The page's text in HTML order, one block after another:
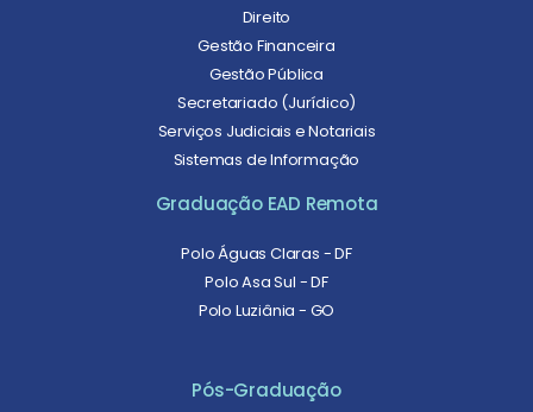
Direito
Gestão Financeira
Gestão Pública
Secretariado (Jurídico)
Serviços Judiciais e Notariais
Sistemas de Informação
Graduação EAD Remota
Polo Águas Claras - DF
Polo Asa Sul - DF
Polo Luziânia - GO
Pós-Graduação